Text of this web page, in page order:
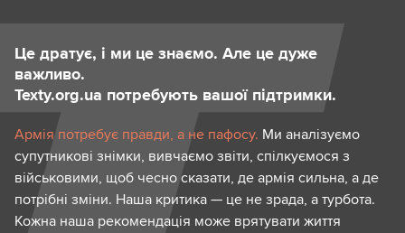
Це дратує, і ми це знаємо. Але це дуже
важливо.
Texty.org.ua потребують вашої підтримки.
Армія потребує правди, а не пафосу. Ми аналізуємо
супутникові знімки, вивчаємо звіти, спілкуємося з
військовими, щоб чесно сказати, де армія сильна, а де
потрібні зміни. Наша критика — це не зрада, а турбота.
Кожна наша рекомендація може врятувати життя